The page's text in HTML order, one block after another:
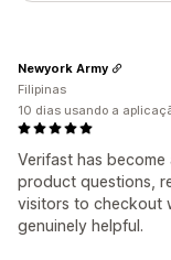
Verifast has
product questions,
visitors to checkout
genuinely helpful.
Newyork Army
Filipinas
10 dias usando a